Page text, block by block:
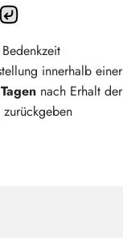
innerhalb einer
nach Erhalt der
zurückgeben